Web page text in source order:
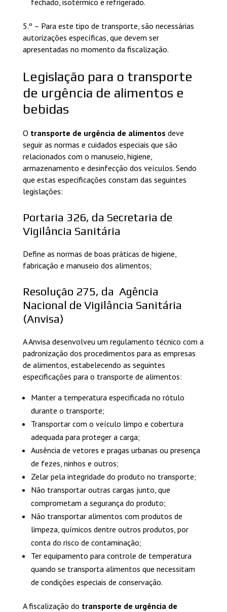
fechado, isotérmico e refrigerado.
5.º – Para este tipo de transporte, são necessárias
autorizações específicas, que devem ser
apresentadas no momento da fiscalização.
Legislação para o transporte
de urgência de alimentos e
bebidas
O transporte de urgência de alimentos deve
seguir as normas e cuidados especiais que são
relacionados com o manuseio, higiene,
armazenamento e desinfecção dos veículos. Sendo
que estas especificações constam das seguintes
legislações:
Portaria 326, da Secretaria de
Vigilância Sanitária
Define as normas de boas práticas de higiene,
fabricação e manuseio dos alimentos;
Resolução 275, da Agência
Nacional de Vigilância Sanitária
(Anvisa)
A Anvisa desenvolveu um regulamento técnico com a
padronização dos procedimentos para as empresas
de alimentos, estabelecendo as seguintes
especificações para o transporte de alimentos:
Manter a temperatura especificada no rótulo
durante o transporte;
Transportar com o veículo limpo e cobertura
adequada para proteger a carga;
Ausência de vetores e pragas urbanas ou presença
de fezes, ninhos e outros;
Zelar pela integridade do produto no transporte;
Não transportar outras cargas junto, que
comprometam a segurança do produto;
Não transportar alimentos com produtos de
limpeza, químicos dentre outros produtos, por
conta do risco de contaminação;
Ter equipamento para controle de temperatura
quando se transporta alimentos que necessitam
de condições especiais de conservação.
A fiscalização do transporte de urgência de